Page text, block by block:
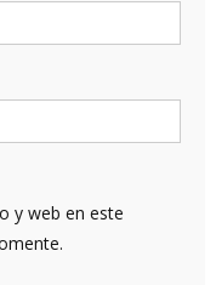
y web en este